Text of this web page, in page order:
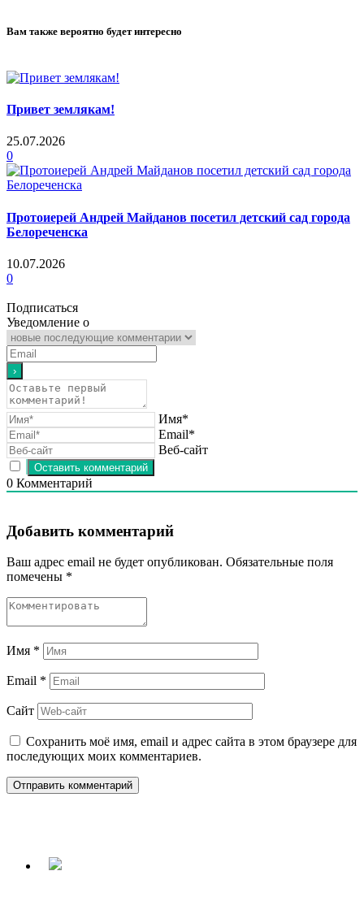
Вам также вероятно будет интересно
Привет землякам!
25.07.2026
0
Протоиерей Андрей Майданов посетил детский сад города
Белореченска
10.07.2026
0
Подписаться
Уведомление о
Имя*
Email*
Веб-сайт
0 Комментарий
Добавить комментарий
Ваш адрес email не будет опубликован. Обязательные поля
помечены *
Имя *
Email *
Сайт
Сохранить моё имя, email и адрес сайта в этом браузере для
последующих моих комментариев.